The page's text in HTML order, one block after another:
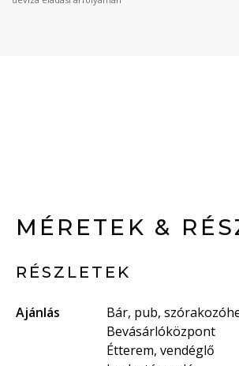
MÉRETEK &
RÉSZLETEK
Ajánlás
Bár, pub,
Bevásárlóközpont
Étterem, vendéglő